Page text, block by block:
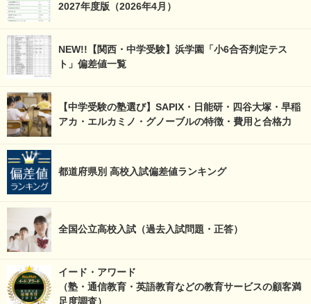
2027年度版（2026年4月）
NEW!!【関西・中学受験】浜学園「小6合否判定テス
ト」偏差値一覧
【中学受験の塾選び】SAPIX・日能研・四谷大塚・早稲
アカ・エルカミノ・グノーブルの特徴・費用と合格力
都道府県別 高校入試偏差値ランキング
全国公立高校入試（過去入試問題・正答）
イード・アワード
（塾・通信教育・英語教育などの教育サービスの顧客満
足度調査）